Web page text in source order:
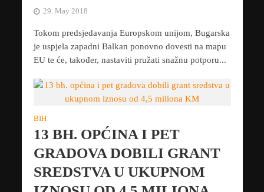
29. May 2018
Tokom predsjedavanja Europskom unijom, Bugarska
je uspjela zapadni Balkan ponovno dovesti na mapu
EU te će, također, nastaviti pružati snažnu potporu...
BIH
13 BH. OPĆINA I PET
GRADOVA DOBILI GRANT
SREDSTVA U UKUPNOM